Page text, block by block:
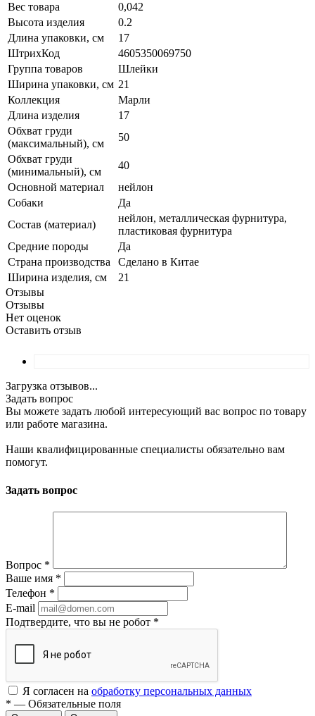
Вес товара
0,042
Высота изделия
0.2
Длина упаковки, см
17
ШтрихКод
4605350069750
Группа товаров
Шлейки
Ширина упаковки, см 21
Коллекция
Марли
Длина изделия
17
Обхват груди
(максимальный), см
50
Обхват груди
(минимальный), см
40
Основной материал
нейлон
Собаки
Да
Состав (материал)
нейлон, металлическая фурнитура,
пластиковая фурнитура
Средние породы
Да
Страна производства
Сделано в Китае
Ширина изделия, см
21
Отзывы
Отзывы
Нет оценок
Оставить отзыв
Загрузка отзывов...
Задать вопрос
Вы можете задать любой интересующий вас вопрос по товару
или работе магазина.
Наши квалифицированные специалисты обязательно вам
помогут.
Задать вопрос
Вопрос *
Ваше имя *
Телефон *
E-mail
Подтвердите, что вы не робот *
Я согласен на обработку персональных данных
* — Обязательные поля